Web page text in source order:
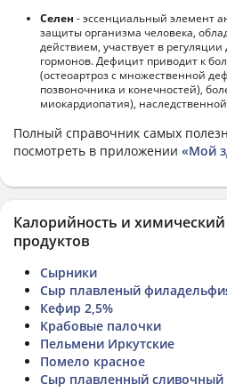
Селен - эссенциальный элемент
защиты организма человека,
действием, участвует в
гормонов. Дефицит приводит к
(остеоартроз с множественной
позвоночника и конечностей),
миокардиопатия),
Полный справочник самых
посмотреть в приложении «Мой
Калорийность и химический
продуктов
Сырники
Сыр плавленый
Кефир 2,5%
Крабовые палочки
Пельмени Иркутские
Помело красное
Сыр плавленный сливочный